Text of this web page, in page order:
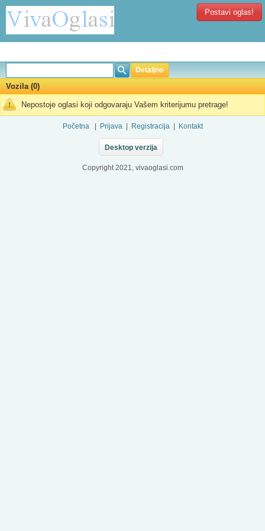
Postavi oglas!
Detaljno
Vozila (0)
Nepostoje oglasi koji odgovaraju Vašem kriterijumu pretrage!
Početna Prijava Registracija Kontakt
Desktop verzija
Copyright 2021, vivaoglasi.com